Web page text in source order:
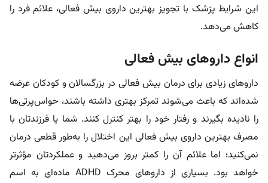
این شرایط پزشک با تجویز بهترین داروی بیش فعالی، علائم فرد را
کاهش می‌دهد.
انواع داروهای بیش فعالی
داروهای زیادی برای درمان بیش فعالی در بزرگسالان و کودکان عرضه
شده‌اند که باعث می‌شوند تمرکز بهتری داشته باشند، حواس‌پرتی‌ها
را نادیده بگیرند و رفتار خود را بهتر کنترل کنند. شما یا فرزندتان با
مصرف بهترین داروی بیش فعالی این اختلال را به‌طور قطعی درمان
نمی‌کنید؛ اما علائم آن را کمتر بروز می‌دهید و عملکردتان مؤثرتر
خواهد بود. بسیاری از داروهای محرک ADHD ماده‌ای به اسم